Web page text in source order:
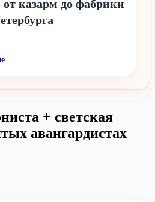
казарм до фабрики
+ светская
авангардистах